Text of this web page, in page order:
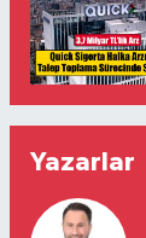
Yazarlar